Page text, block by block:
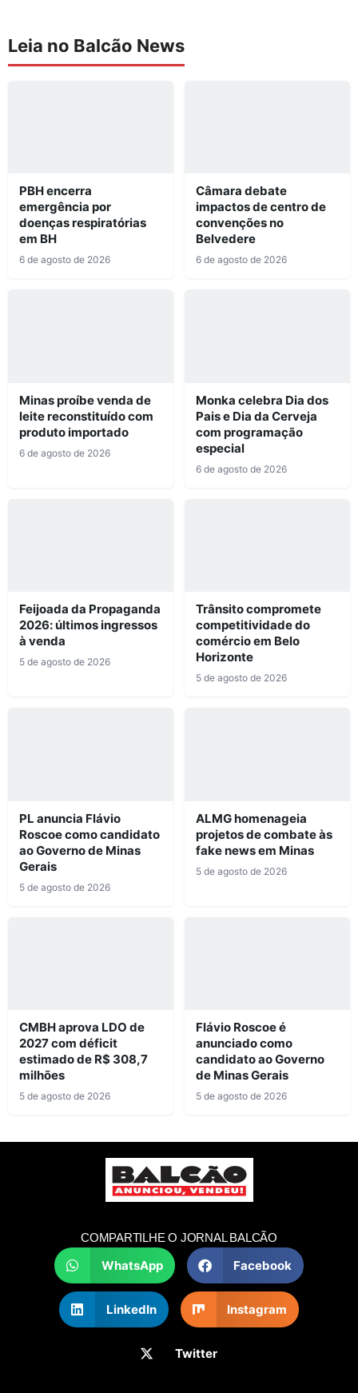
Leia no Balcão News
PBH encerra
emergência por
doenças respiratórias
em BH
6 de agosto de 2026
Câmara debate
impactos de centro de
convenções no
Belvedere
6 de agosto de 2026
Minas proíbe venda de
leite reconstituído com
produto importado
6 de agosto de 2026
Monka celebra Dia dos
Pais e Dia da Cerveja
com programação
especial
6 de agosto de 2026
Feijoada da Propaganda
2026: últimos ingressos
à venda
5 de agosto de 2026
Trânsito compromete
competitividade do
comércio em Belo
Horizonte
5 de agosto de 2026
PL anuncia Flávio
Roscoe como candidato
ao Governo de Minas
Gerais
5 de agosto de 2026
ALMG homenageia
projetos de combate às
fake news em Minas
5 de agosto de 2026
CMBH aprova LDO de
2027 com déficit
estimado de R$ 308,7
milhões
5 de agosto de 2026
Flávio Roscoe é
anunciado como
candidato ao Governo
de Minas Gerais
5 de agosto de 2026
COMPARTILHE O JORNAL BALCÃO
WhatsApp Facebook
LinkedIn Instagram
Twitter